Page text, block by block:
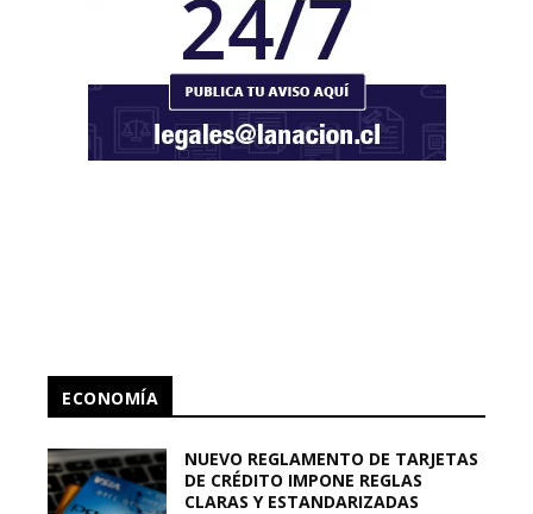
ECONOMÍA
NUEVO REGLAMENTO DE TARJETAS
DE CRÉDITO IMPONE REGLAS
CLARAS Y ESTANDARIZADAS